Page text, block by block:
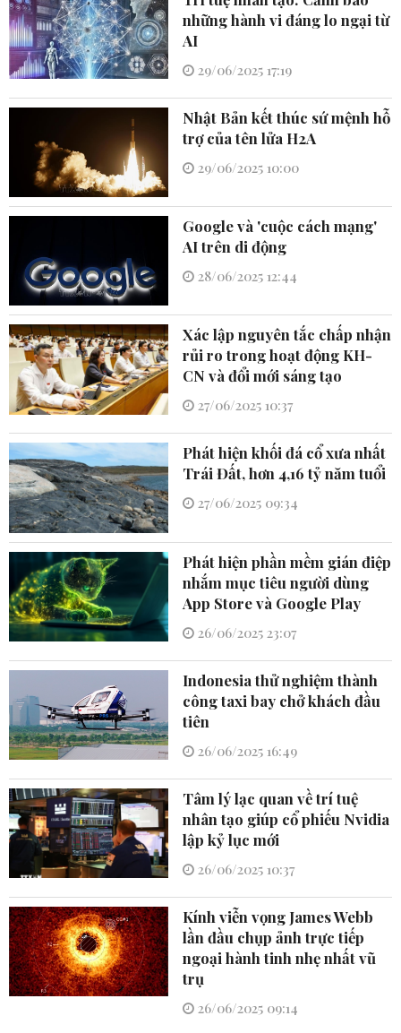
những hành vi đáng lo ngại từ
AI
29/06/2025 17:19
Nhật Bản kết thúc sứ mệnh hỗ
trợ của tên lửa H2A
29/06/2025 10:00
Google và 'cuộc cách mạng'
AI trên di động
28/06/2025 12:44
Xác lập nguyên tắc chấp nhận
rủi ro trong hoạt động KH-
CN và đổi mới sáng tạo
27/06/2025 10:37
Phát hiện khối đá cổ xưa nhất
Trái Đất, hơn 4,16 tỷ năm tuổi
27/06/2025 09:34
Phát hiện phần mềm gián điệp
nhắm mục tiêu người dùng
App Store và Google Play
26/06/2025 23:07
Indonesia thử nghiệm thành
công taxi bay chở khách đầu
tiên
26/06/2025 16:49
Tâm lý lạc quan về trí tuệ
nhân tạo giúp cổ phiếu Nvidia
lập kỷ lục mới
26/06/2025 10:37
Kính viễn vọng James Webb
lần đầu chụp ảnh trực tiếp
ngoại hành tinh nhẹ nhất vũ
trụ
26/06/2025 09:14